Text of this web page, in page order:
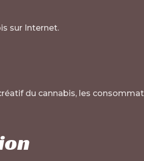
sur Internet.
du cannabis, les